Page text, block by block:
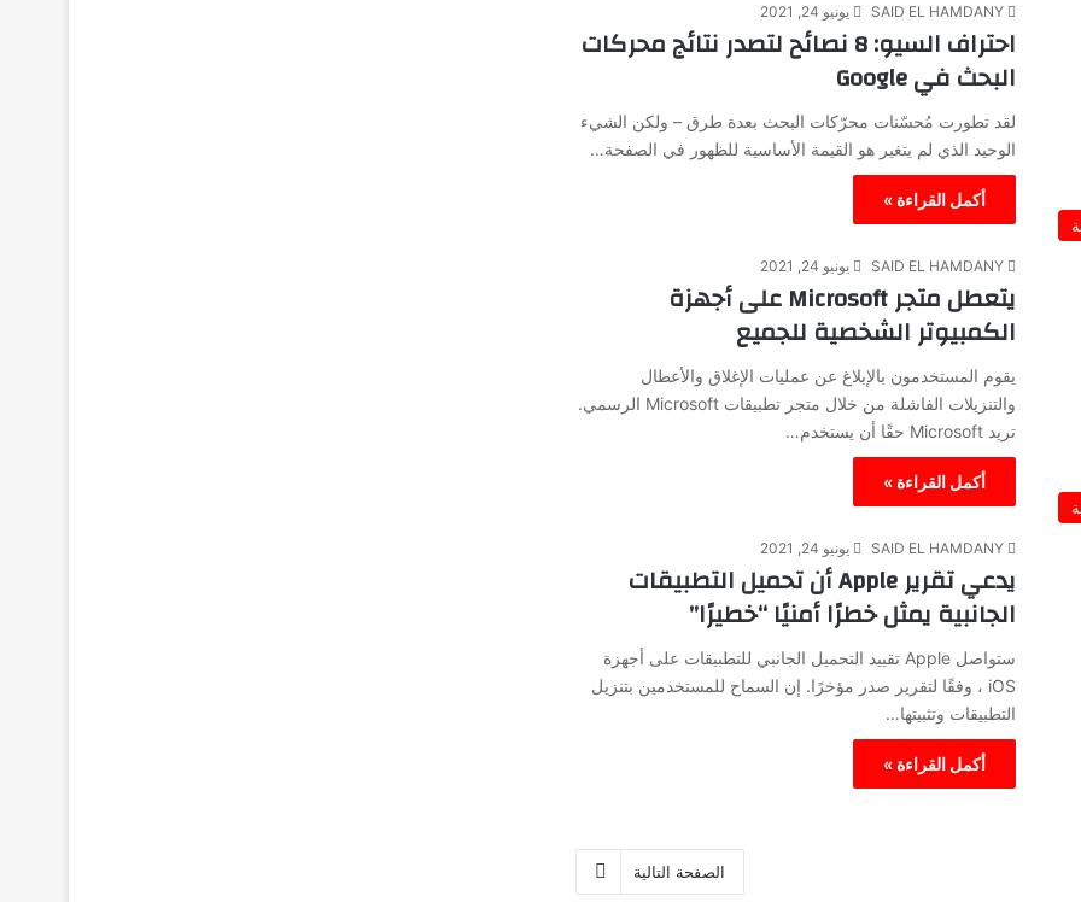
SAID EL HAMDANY يونيو 24, 2021
احتراف السيو: 8 نصائح لتصدر نتائج محركات
البحث في Google
لقد تطورت مُحسّنات محرّكات البحث بعدة طرق – ولكن الشيء
الوحيد الذي لم يتغير هو القيمة الأساسية للظهور في الصفحة…
أكمل القراءة »
SAID EL HAMDANY يونيو 24, 2021
يتعطل متجر Microsoft على أجهزة
الكمبيوتر الشخصية للجميع
يقوم المستخدمون بالإبلاغ عن عمليات الإغلاق والأعطال
والتنزيلات الفاشلة من خلال متجر تطبيقات Microsoft الرسمي.
تريد Microsoft حقًا أن يستخدم…
أكمل القراءة »
SAID EL HAMDANY يونيو 24, 2021
يدعي تقرير Apple أن تحميل التطبيقات
الجانبية يمثل خطرًا أمنيًا “خطيرًا”
ستواصل Apple تقييد التحميل الجانبي للتطبيقات على أجهزة
iOS ، وفقًا لتقرير صدر مؤخرًا. إن السماح للمستخدمين بتنزيل
التطبيقات وتثبيتها…
أكمل القراءة »
الصفحة التالية